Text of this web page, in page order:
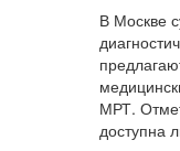
В Москве
МРТ.
доступна